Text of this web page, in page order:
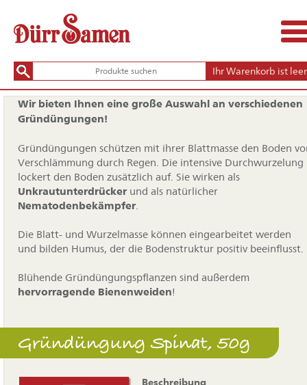
Ihr Warenkorb ist
Wir bieten Ihnen eine große Auswahl an verschiedenen
Gründüngungen!
Gründüngungen schützen mit ihrer Blattmasse den Boden
Verschlämmung durch Regen. Die intensive Durchwurzelung
lockert den Boden zusätzlich auf. Sie wirken als
Unkrautunterdrücker und als natürlicher
Nematodenbekämpfer
Die Blatt- und Wurzelmasse können eingearbeitet werden
und bilden Humus, der die Bodenstruktur positiv beeinflusst.
Blühende Gründüngungspflanzen sind außerdem
hervorragende Bienenweiden!
Gründüngung Spinat, 50g
Beschreibung